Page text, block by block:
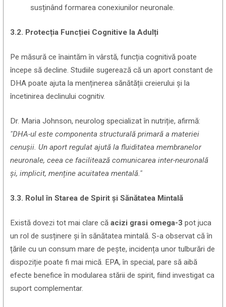
susținând formarea conexiunilor neuronale.
3.2. Protecția Funcției Cognitive la Adulți
Pe măsură ce înaintăm în vârstă, funcția cognitivă poate
începe să decline. Studiile sugerează că un aport constant de
DHA poate ajuta la menținerea sănătății creierului și la
încetinirea declinului cognitiv.
Dr. Maria Johnson, neurolog specializat în nutriție, afirmă:
"DHA-ul este componenta structurală primară a materiei
cenușii. Un aport regulat ajută la fluiditatea membranelor
neuronale, ceea ce facilitează comunicarea inter-neuronală
și, implicit, menține acuitatea mentală."
3.3. Rolul în Starea de Spirit și Sănătatea Mintală
Există dovezi tot mai clare căacizi grasi omega-3 pot juca
un rol de susținere și în sănătatea mintală. S-a observat că în
țările cu un consum mare de pește, incidența unor tulburări de
dispoziție poate fi mai mică. EPA, în special, pare să aibă
efecte benefice în modularea stării de spirit, fiind investigat ca
suport complementar.